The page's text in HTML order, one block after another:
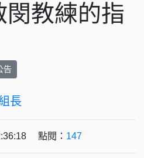
教練的指
告
長
點閱： 147